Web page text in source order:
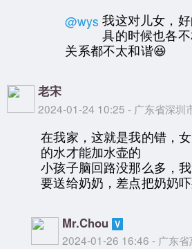
@wys 我这对儿女，
具的时候也各
关系都不太和谐😆
老宋
2024-01-24 10:25 - 广东省深圳
在我家，这就是我的错，
的水才能加水壶的
小孩子脑回路没那么多，
要送给奶奶，差点把奶奶
Mr.Chou
2024-01-26 16:46 - 广东省